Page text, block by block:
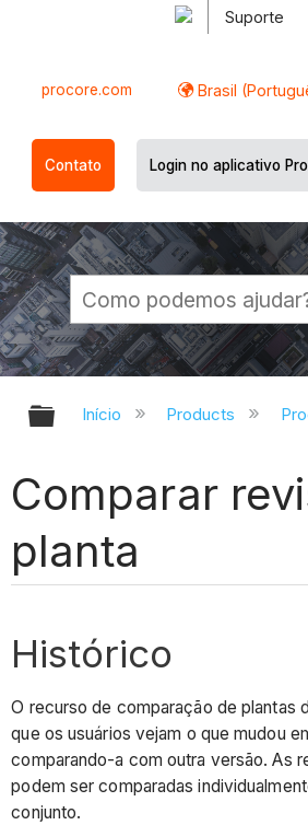
Suporte
procore.com Brasil
Contato Login no aplicativo
Expandir/recolher
Início Products
Comparar
planta
Histórico
O recurso de comparação de plantas
que os usuários vejam o que mudou
comparando-a com outra versão. As
podem ser comparadas
conjunto.